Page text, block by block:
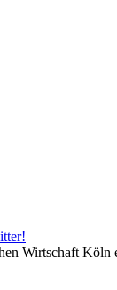
Wirtschaft Köln